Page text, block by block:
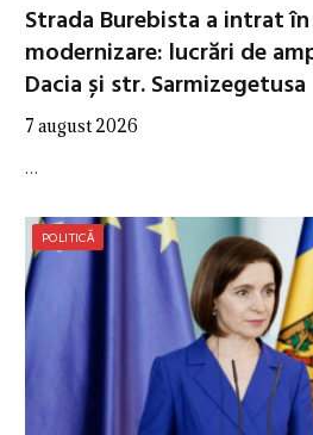
Strada Burebista a intrat
modernizare: lucrări de
Dacia și str. Sarmizegetusa
7 august 2026
…
POLITICĂ